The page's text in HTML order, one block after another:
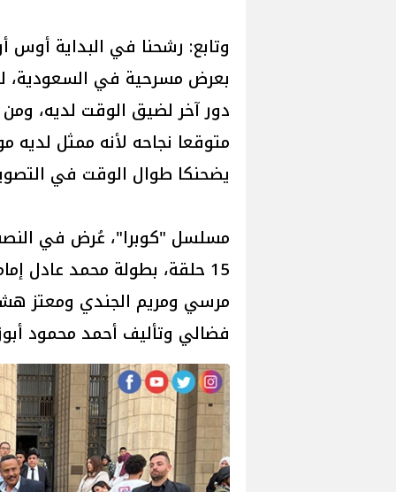
وتابع: رشحنا في البداية
بعرض مسرحية في السعودية،
دور آخر لضيق الوقت لديه،
متوقعا نجاحه لأنه ممثل لديه
يضحنكا طوال الوقت في
مسلسل "كوبرا"، عُرض في
15 حلقة، بطولة محمد عادل
مرسي ومريم الجندي ومعتز
فضالي وتأليف أحمد محمود